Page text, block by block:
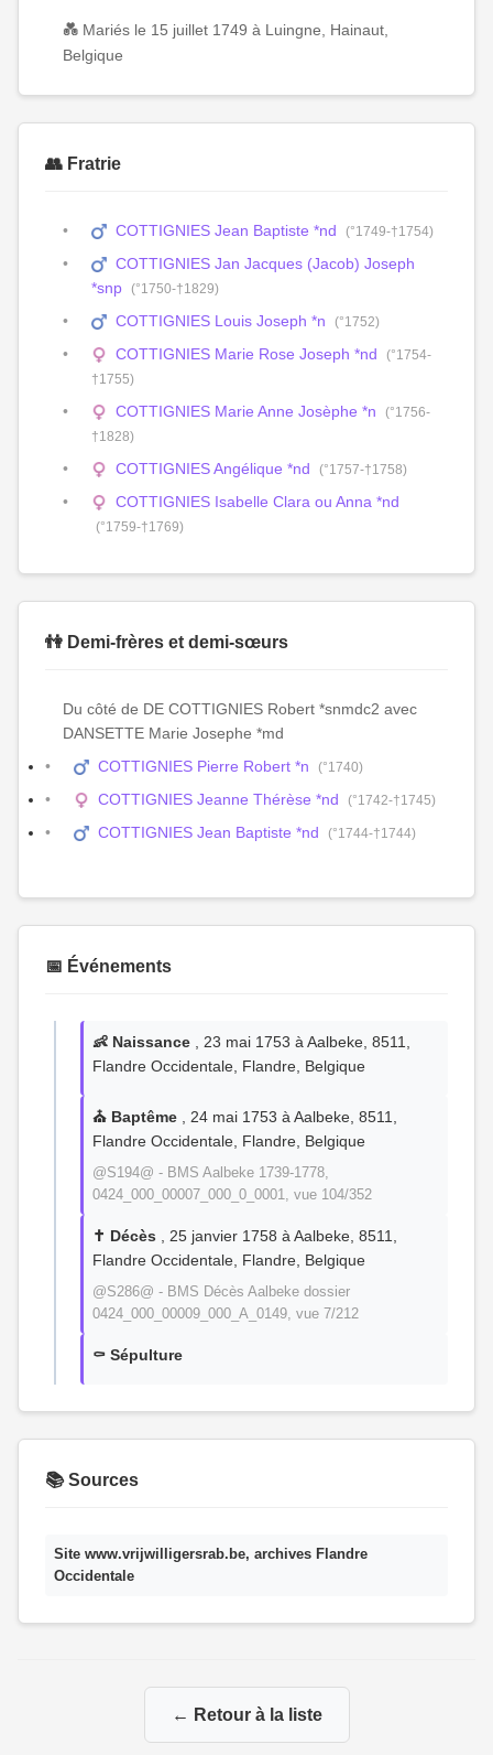
💑 Mariés le 15 juillet 1749 à Luingne, Hainaut,
Belgique
👥 Fratrie
COTTIGNIES Jean Baptiste *nd (°1749-†1754)
COTTIGNIES Jan Jacques (Jacob) Joseph
*snp
(°1750-†1829)
COTTIGNIES Louis Joseph *n (°1752)
COTTIGNIES Marie Rose Joseph *nd
(°1754-
†1755)
COTTIGNIES Marie Anne Josèphe *n
(°1756-
†1828)
COTTIGNIES Angélique *nd (°1757-†1758)
COTTIGNIES Isabelle Clara ou Anna *nd
(°1759-†1769)
👫 Demi-frères et demi-sœurs
Du côté de DE COTTIGNIES Robert *snmdc2 avec
DANSETTE Marie Josephe *md
COTTIGNIES Pierre Robert *n
(°1740)
COTTIGNIES Jeanne Thérèse *nd (°1742-†1745)
COTTIGNIES Jean Baptiste *nd (°1744-†1744)
📅 Événements
👶 Naissance , 23 mai 1753 à Aalbeke, 8511,
Flandre Occidentale, Flandre, Belgique
⛪ Baptême , 24 mai 1753 à Aalbeke, 8511,
Flandre Occidentale, Flandre, Belgique
@S194@ - BMS Aalbeke 1739-1778,
0424_000_00007_000_0_0001, vue 104/352
✝️ Décès , 25 janvier 1758 à Aalbeke, 8511,
Flandre Occidentale, Flandre, Belgique
@S286@ - BMS Décès Aalbeke dossier
0424_000_00009_000_A_0149, vue 7/212
⚰️ Sépulture
📚 Sources
Site www.vrijwilligersrab.be, archives Flandre
Occidentale
← Retour à la liste